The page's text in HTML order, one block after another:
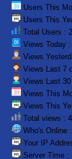
Users This
Users This
Total Users :
Views Today
Views
Views Last 7
Views Last
Views This
Views This
Total views :
Who's Online
Your IP
Server Time :